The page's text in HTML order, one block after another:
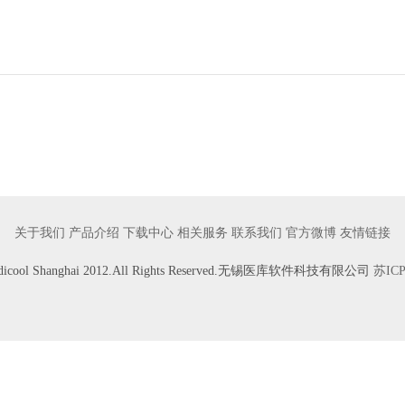
关于我们 产品介绍 下载中心 相关服务 联系我们 官方微博 友情链接
Shanghai 2012.All Rights Reserved.无锡医库软件科技有限公司 苏